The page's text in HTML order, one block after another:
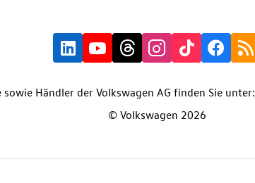
sowie Händler der Volkswagen AG finden Sie unter:
© Volkswagen 2026